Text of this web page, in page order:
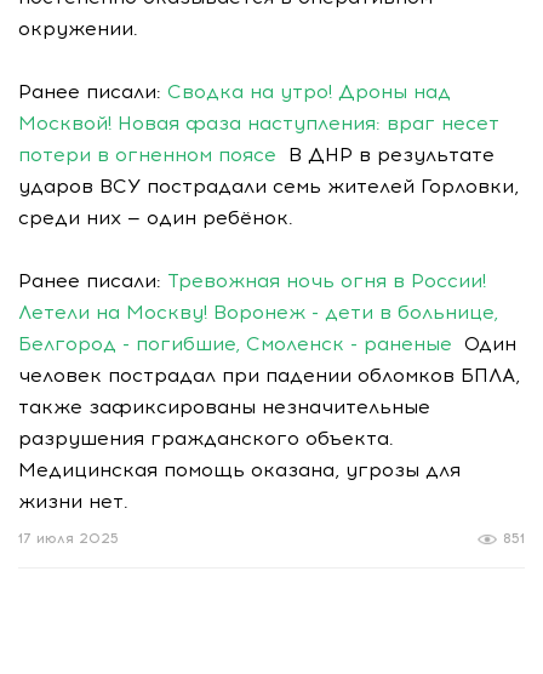
окружении.
Ранее писали: Сводка на утро! Дроны над
Москвой! Новая фаза наступления: враг несет
потери в огненном поясе В ДНР в результате
ударов ВСУ пострадали семь жителей Горловки,
среди них — один ребёнок.
Ранее писали: Тревожная ночь огня в России!
Летели на Москву! Воронеж - дети в больнице,
Белгород - погибшие, Смоленск - раненые Один
человек пострадал при падении обломков БПЛА,
также зафиксированы незначительные
разрушения гражданского объекта.
Медицинская помощь оказана, угрозы для
жизни нет.
851
17 июля 2025